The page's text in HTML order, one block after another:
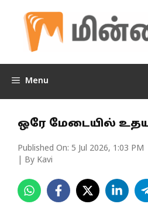
content
Menu
ஒரே மேடையில்
Published On: 5 Jul 2026, 1:03 PM
| By Kavi